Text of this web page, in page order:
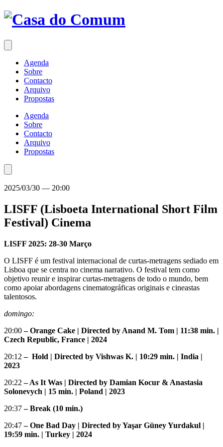
Saltar
para
conteúdo
Agenda
Sobre
Contacto
Arquivo
Propostas
Agenda
Sobre
Contacto
Arquivo
Propostas
2025/03/30 — 20:00
LISFF (Lisboeta International Short Film
Festival) Cinema
LISFF 2025: 28-30 Março
O LISFF é um festival internacional de curtas-metragens sediado em
Lisboa que se centra no cinema narrativo. O festival tem como
objetivo reunir e inspirar curtas-metragens de todo o mundo, bem
como apoiar abordagens cinematográficas originais e cineastas
talentosos.
domingo:
20:00– Orange Cake | Directed by Anand M. Tom | 11:38 min. |
Czech Republic, France | 2024
20:12 – Hold | Directed by Vishwas K. | 10:29 min. | India |
2023
20:22 – As It Was | Directed by Damian Kocur & Anastasia
Solonevych | 15 min. | Poland | 2023
20:37– Break (10 min.)
20:47– One Bad Day | Directed by Yaşar Güney Yurdakul |
19:59 min. | Turkey | 2024